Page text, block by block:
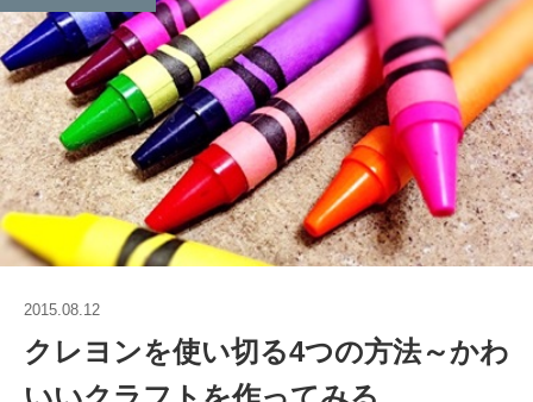
2015.08.12
クレヨンを使い切る4つの方法～かわ